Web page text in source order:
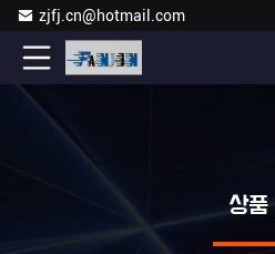
zjfj.cn@hotmail.com
상품